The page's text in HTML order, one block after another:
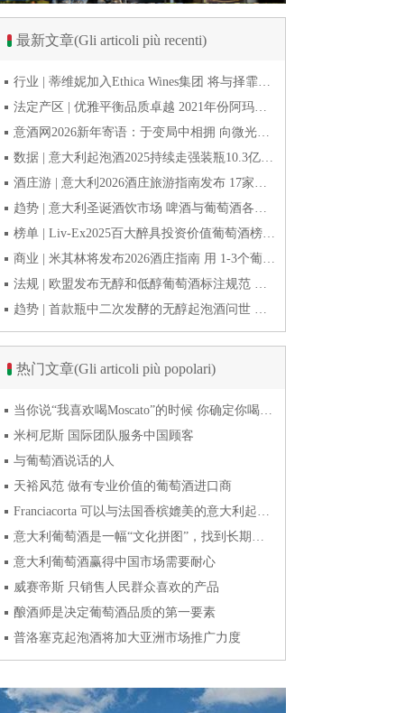
最新文章(Gli articoli più recenti)
行业 | 蒂维妮加入Ethica Wines集团 将与择霏罗共拓中国市场
法定产区 | 优雅平衡品质卓越 2021年份阿玛罗尼Amarone全球预品会落幕
意酒网2026新年寄语：于变局中相拥 向微光而前行
数据 | 意大利起泡酒2025持续走强装瓶10.3亿瓶 普罗塞克风靡全球
酒庄游 | 意大利2026酒庄旅游指南发布 17家葡萄酒博物馆别错过
趋势 | 意大利圣诞酒饮市场 啤酒与葡萄酒各自精彩
榜单 | Liv-Ex2025百大醉具投资价值葡萄酒榜单发布 20款意酒入选
商业 | 米其林将发布2026酒庄指南 用 1-3个葡萄串为部分酒庄评级
法规 | 欧盟发布无醇和低醇葡萄酒标注规范 无醇酒可以被种出来吗
趋势 | 首款瓶中二次发酵的无醇起泡酒问世 意大利酿酒师用特种酵母开创历史
热门文章(Gli articoli più popolari)
当你说“我喜欢喝Moscato”的时候 你确定你喝的到底是什么吗？
米柯尼斯 国际团队服务中国顾客
与葡萄酒说话的人
天裕风范 做有专业价值的葡萄酒进口商
Franciacorta 可以与法国香槟媲美的意大利起泡酒
意大利葡萄酒是一幅“文化拼图”，找到长期合作伙伴最具挑战
意大利葡萄酒赢得中国市场需要耐心
威赛帝斯 只销售人民群众喜欢的产品
酿酒师是决定葡萄酒品质的第一要素
普洛塞克起泡酒将加大亚洲市场推广力度